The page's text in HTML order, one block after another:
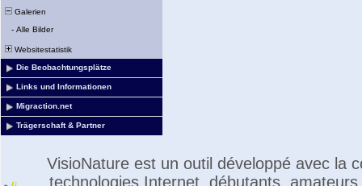
Galerien
- Alle Bilder
Websitestatistik
Die Beobachtungsplätze
Links und Informationen
Migraction.net
Trägerschaft & Partner
VisioNature est un outil développé avec la
technologies Internet, débutants,